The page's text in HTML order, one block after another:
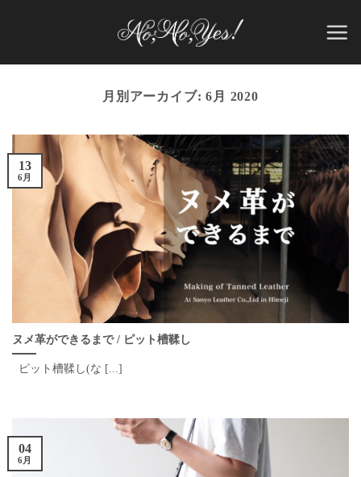
月別アーカイブ:6月 2020
ヌメ革ができるまで / ピット槽鞣し
ピット槽鞣し(な [...]
13
6月
04
6月